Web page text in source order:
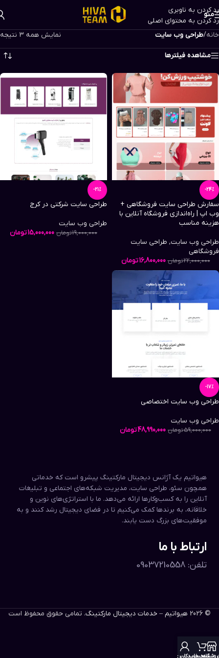
رد کردن به ناوبری
رد کردن به محتوای اصلی
منو
خانه/طراحی وب سایت نمایش همه 3 نتیجه
مشاهده فیلترها
-24%
سفارش طراحی سایت فروشگاهی +
وب اپ | راه‌اندازی فروشگاه آنلاین با
هزینه مناسب
طراحی وب سایت, طراحی سایت
فروشگاهی
22,000,000تومان 16,800,000تومان
-21%
طراحی سایت شرکتی در کرج​
طراحی وب سایت
19,000,000تومان 15,000,000تومان
-17%
طراحی وب سایت اختصاصی
طراحی وب سایت
59,000,000تومان 48,990,000تومان
هیواتیم یک آژانس دیجیتال مارکتینگ پیشرو است که خدماتی
همچون سئو، طراحی سایت، مدیریت شبکه‌های اجتماعی و تبلیغات
آنلاین را به کسب‌وکارها ارائه می‌دهد. ما با استراتژی‌های نوین و
خلاقانه، به برندها کمک می‌کنیم تا در فضای دیجیتال رشد کنند و به
موفقیت‌های بزرگ دست یابند.
ارتباط با ما
تلفن: 09037210558
© 2026 هیواتیم – خدمات دیجیتال مارکتینگ. تمامی حقوق محفوظ است
سبد خرید
حساب کاربری من